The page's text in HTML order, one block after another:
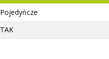
Pojedyńcze
TAK